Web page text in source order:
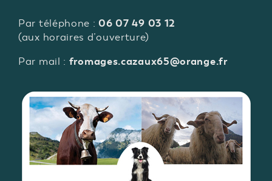
Par téléphone :06 07 49 03 12
(aux horaires d’ouverture)
Par mail : fromages.cazaux65@orange.fr